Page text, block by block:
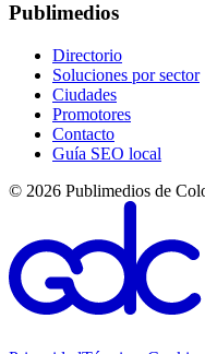
Publimedios
Directorio
Soluciones por sector
Ciudades
Promotores
Contacto
Guía SEO local
© 2026 Publimedios de